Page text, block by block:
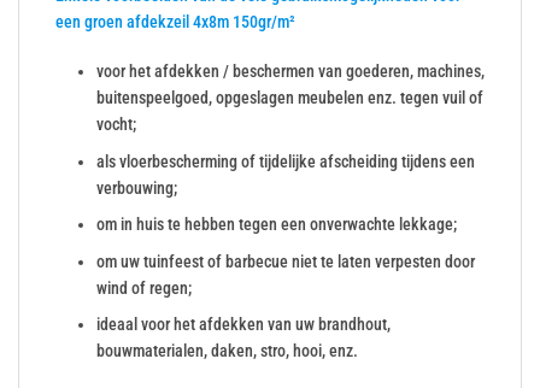
een groen afdekzeil 4x8m 150gr/m²
voor het afdekken / beschermen van goederen, machines,
buitenspeelgoed, opgeslagen meubelen enz. tegen vuil of
vocht;
als vloerbescherming of tijdelijke afscheiding tijdens een
verbouwing;
om in huis te hebben tegen een onverwachte lekkage;
om uw tuinfeest of barbecue niet te laten verpesten door
wind of regen;
ideaal voor het afdekken van uw brandhout,
bouwmaterialen, daken, stro, hooi, enz.